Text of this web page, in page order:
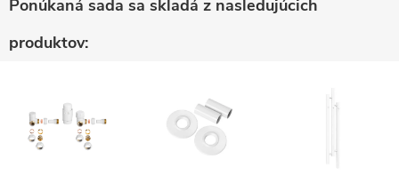
Ponúkaná sada sa skladá z nasledujúcich
produktov: